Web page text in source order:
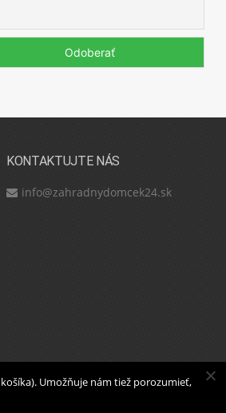
KONTAKTUJTE NÁS
info@zahradnydomcek24.sk
Umožňuje nám tiež porozumieť,